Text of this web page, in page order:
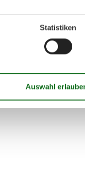
& SchlafenStatistiken